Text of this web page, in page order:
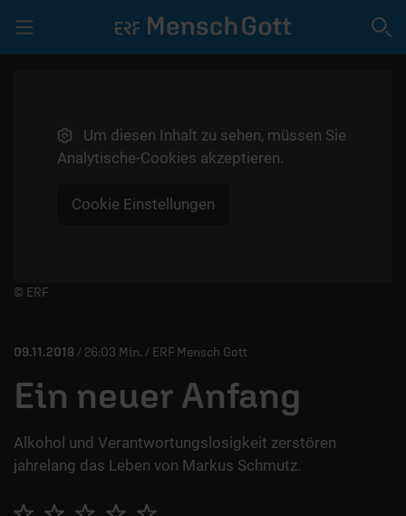
LIVE | GEBET
MITMACHEN
Um diesen Inhalt zu sehen, müssen Sie
Analytische-Cookies akzeptieren.
Cookie Einstellungen
Player starten/anhalten
© ERF
09.11.2018 / 26:03 Min. / ERF Mensch Gott
Ein neuer Anfang
Alkohol und Verantwortungslosigkeit zerstören
jahrelang das Leben von Markus Schmutz.